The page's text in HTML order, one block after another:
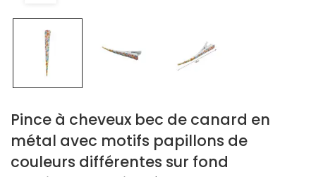
Pince à cheveux bec de canard en
métal avec motifs papillons de
couleurs différentes sur fond